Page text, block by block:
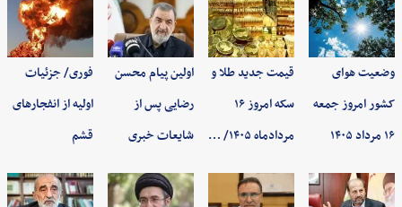
وضعیت هوای
کشور امروز جمعه
۱۶ مرداد ۱۴۰۵
قیمت جدید طلا و
سکه امروز ۱۶
مردادماه ۱۴۰۵/ …
اولین پیام محسن
رضایی پس از
شایعات خبری
فوری/ جزئیات
اولیه از انفجارهای
قشم